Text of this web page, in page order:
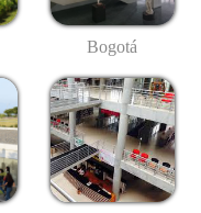
Bogotá